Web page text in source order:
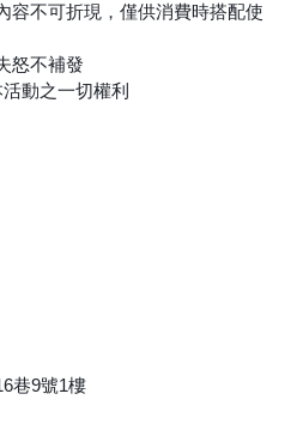
容不可折現，僅供消費時搭配使
怒不補發
動之一切權利
巷9號1樓